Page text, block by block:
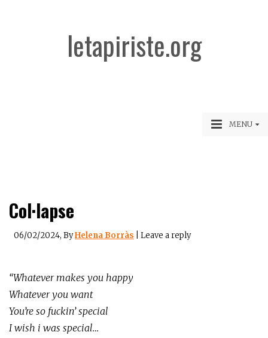
letapiriste.org
MENU
Col·lapse
06/02/2024, ByHelena Borràs Leave a reply
“Whatever makes you happy
Whatever you want
You’re so fuckin’ special
I wish i was special…